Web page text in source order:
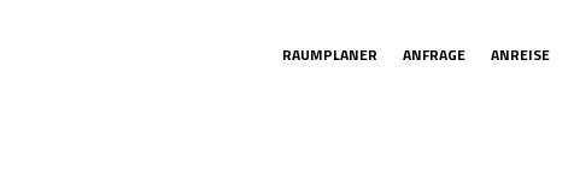
RAUMPLANER ANFRAGE ANREISE